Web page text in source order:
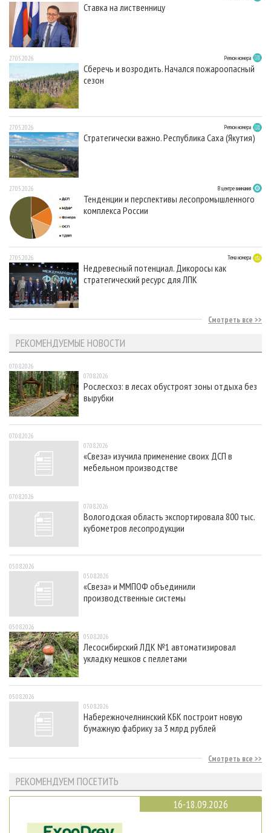
Ставка на лиственницу
27.05.2026 Регион номера
Сберечь и возродить. Начался пожароопасный
сезон
27.05.2026 Регион номера
Стратегически важно. Республика Саха (Якутия)
27.05.2026 В центре внимания
Тенденции и перспективы лесопромышленного
комплекса России
27.05.2026 Тема номера
Недревесный потенциал. Дикоросы как
стратегический ресурс для ЛПК
Смотреть все
РЕКОМЕНДУЕМЫЕ НОВОСТИ
07.08.2026
07.08.2026
Рослесхоз: в лесах обустроят зоны отдыха без
вырубки
07.08.2026
07.08.2026
«Свеза» изучила применение своих ДСП в
мебельном производстве
07.08.2026
07.08.2026
Вологодская область экспортировала 800 тыс.
кубометров лесопродукции
05.08.2026
05.08.2026
«Свеза» и ММПОФ объединили
производственные системы
05.08.2026
05.08.2026
Лесосибирский ЛДК №1 автоматизировал
укладку мешков с пеллетами
05.08.2026
05.08.2026
Набережночелнинский КБК построит новую
бумажную фабрику за 3 млрд рублей
Смотреть все
РЕКОМЕНДУЕМ ПОСЕТИТЬ
16-18.09.2026